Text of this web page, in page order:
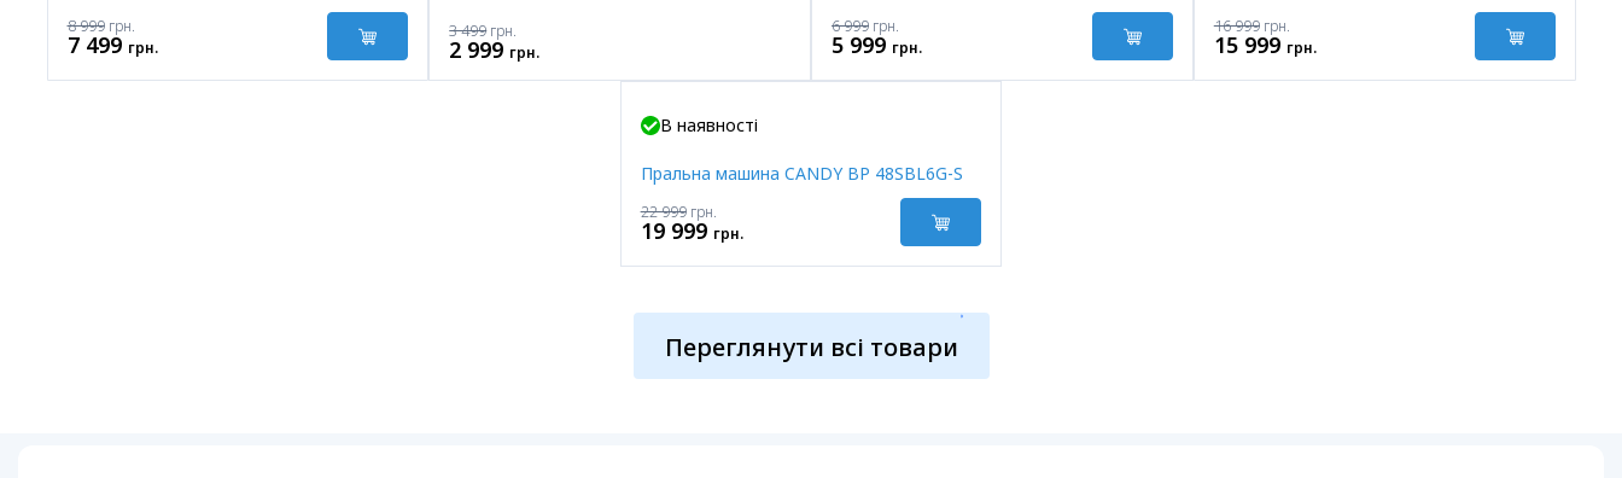
8 999 грн.
7 499 грн.
3 499 грн.
2 999 грн.
6 999 грн.
5 999 грн.
16 999 грн.
15 999 грн.
Акція
В наявності
Пральна машина CANDY BP 48SBL6G-S
22 999 грн.
19 999 грн.
Переглянути всі товари